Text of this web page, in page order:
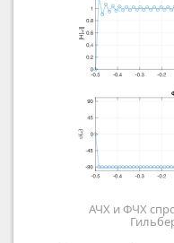
АЧХ и ФЧХ